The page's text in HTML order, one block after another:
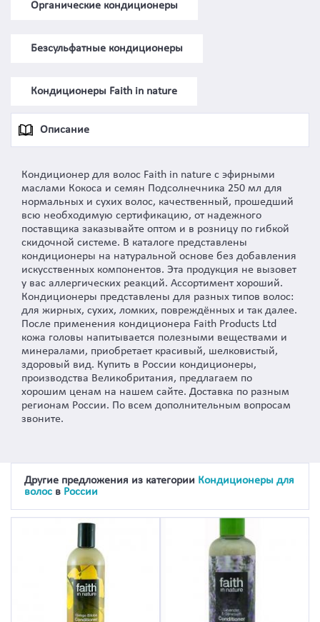
Органические кондиционеры
Безсульфатные кондиционеры
Кондиционеры Faith in nature
Описание
Кондиционер для волос Faith in nature с эфирными
маслами Кокоса и семян Подсолнечника 250 мл для
нормальных и сухих волос, качественный, прошедший
всю необходимую сертификацию, от надежного
поставщика заказывайте оптом и в розницу по гибкой
скидочной системе. В каталоге представлены
кондиционеры на натуральной основе без добавления
искусственных компонентов. Эта продукция не вызовет
у вас аллергических реакций. Ассортимент хороший.
Кондиционеры представлены для разных типов волос:
для жирных, сухих, ломких, повреждённых и так далее.
После применения кондиционера Faith Products Ltd
кожа головы напитывается полезными веществами и
минералами, приобретает красивый, шелковистый,
здоровый вид. Купить в России кондиционеры,
производства Великобритания, предлагаем по
хорошим ценам на нашем сайте. Доставка по разным
регионам России. По всем дополнительным вопросам
звоните.
Другие предложения из категории Кондиционеры для
волос в России